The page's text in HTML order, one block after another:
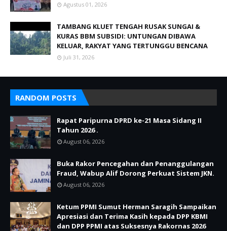
Agustus 01, 2026
TAMBANG KLUET TENGAH RUSAK SUNGAI &
KURAS BBM SUBSIDI: UNTUNGAN DIBAWA
KELUAR, RAKYAT YANG TERTUNGGU BENCANA
Juli 31, 2026
RANDOM POSTS
Rapat Paripurna DPRD ke-21 Masa Sidang II
Tahun 2026 .
August 06, 2026
Buka Rakor Pencegahan dan Penanggulangan
Fraud, Wabup Alif Dorong Perkuat Sistem JKN.
August 06, 2026
Ketum PPMI Sumut Herman Saragih Sampaikan
Apresiasi dan Terima Kasih kepada DPP KBMI
dan DPP PPMI atas Suksesnya Rakornas 2026